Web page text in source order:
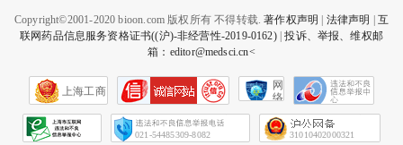
Copyright©2001-2020 bioon.com 版权所有 不得转载.著作权声明 法律声明
互
联网药品信息服务资格证书((沪)-非经营性-2019-0162)|投诉、举报、维权邮
箱：editor@medsci.cn<
上海工商
网
络
会
征
021-54485309-8082 31010402000321